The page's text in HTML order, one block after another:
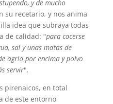
y de mucho
su recetario, y nos anima
idea que subraya todas
de calidad: "para cocerse
sal y unas matas de
agrio por encima y polvo
servir".
pirenaicos, en total
de este entorno